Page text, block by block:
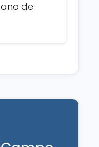
de